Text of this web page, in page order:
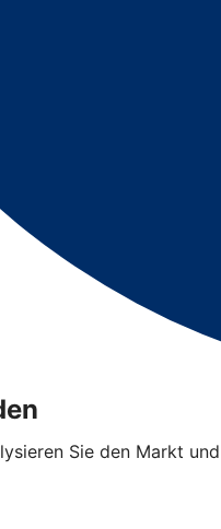
Sie den Markt